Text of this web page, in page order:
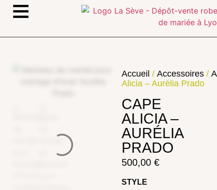
≡
Accueil / Accessoires/
Alicia – Aurélia Prado
CAPE
ALICIA –
AURÉLIA
PRADO
500,00 €
STYLE